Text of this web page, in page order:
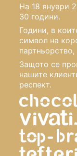
На 18 януари
30 години.
Години, в
символ на
Защото се
нашите
респект.